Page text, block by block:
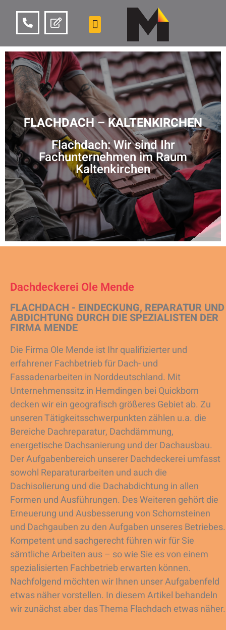
FLACHDACH – KALTENKIRCHEN
Flachdach: Wir sind Ihr
Fachunternehmen im Raum
Kaltenkirchen
Dachdeckerei Ole Mende
FLACHDACH - EINDECKUNG, REPARATUR UND
ABDICHTUNG DURCH DIE SPEZIALISTEN DER
FIRMA MENDE
Die Firma Ole Mende ist Ihr qualifizierter und
erfahrener Fachbetrieb für Dach- und
Fassadenarbeiten in Norddeutschland. Mit
Unternehmenssitz in Hemdingen bei Quickborn
decken wir ein geografisch größeres Gebiet ab. Zu
unseren Tätigkeitsschwerpunkten zählen u.a. die
Bereiche Dachreparatur, Dachdämmung,
energetische Dachsanierung und der Dachausbau.
Der Aufgabenbereich unserer Dachdeckerei umfasst
sowohl Reparaturarbeiten und auch die
Dachisolierung und die Dachabdichtung in allen
Formen und Ausführungen. Des Weiteren gehört die
Erneuerung und Ausbesserung von Schornsteinen
und Dachgauben zu den Aufgaben unseres Betriebes.
Kompetent und sachgerecht führen wir für Sie
sämtliche Arbeiten aus – so wie Sie es von einem
spezialisierten Fachbetrieb erwarten können.
Nachfolgend möchten wir Ihnen unser Aufgabenfeld
etwas näher vorstellen. In diesem Artikel behandeln
wir zunächst aber das Thema Flachdach etwas näher.